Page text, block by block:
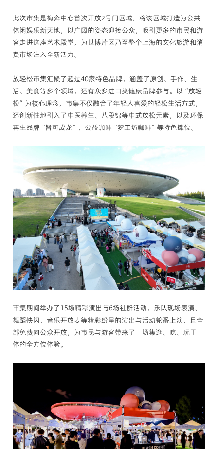
此次市集是梅奔中心首次开放2号门区域，将该区域打造为公共
休闲娱乐新天地，以广阔的姿态迎接公众，吸引更多的市民和游
客走进这座艺术殿堂，为世博片区乃至整个上海的文化旅游和消
费市场注入全新活力。
放轻松市集汇聚了超过40家特色品牌，涵盖了原创、手作、生
活、美食等多个领域，还有众多进口类健康品牌参与。以“放轻
松”为核心理念，市集不仅融合了年轻人喜爱的轻松生活方式，
还创新性地引入了中医养生、八段锦等中式放松元素，以及环保
再生品牌“皆可成龙”、公益咖啡“梦工坊咖啡”等特色摊位。
市集期间举办了15场精彩演出与6场社群活动，乐队现场表演、
舞蹈快闪、音乐开放麦等精彩纷呈的演出与活动轮番上演，且全
部免费向公众开放，为市民与游客带来了一场集逛、吃、玩于一
体的全方位体验。